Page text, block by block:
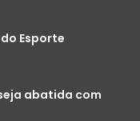
Esporte
abatida com